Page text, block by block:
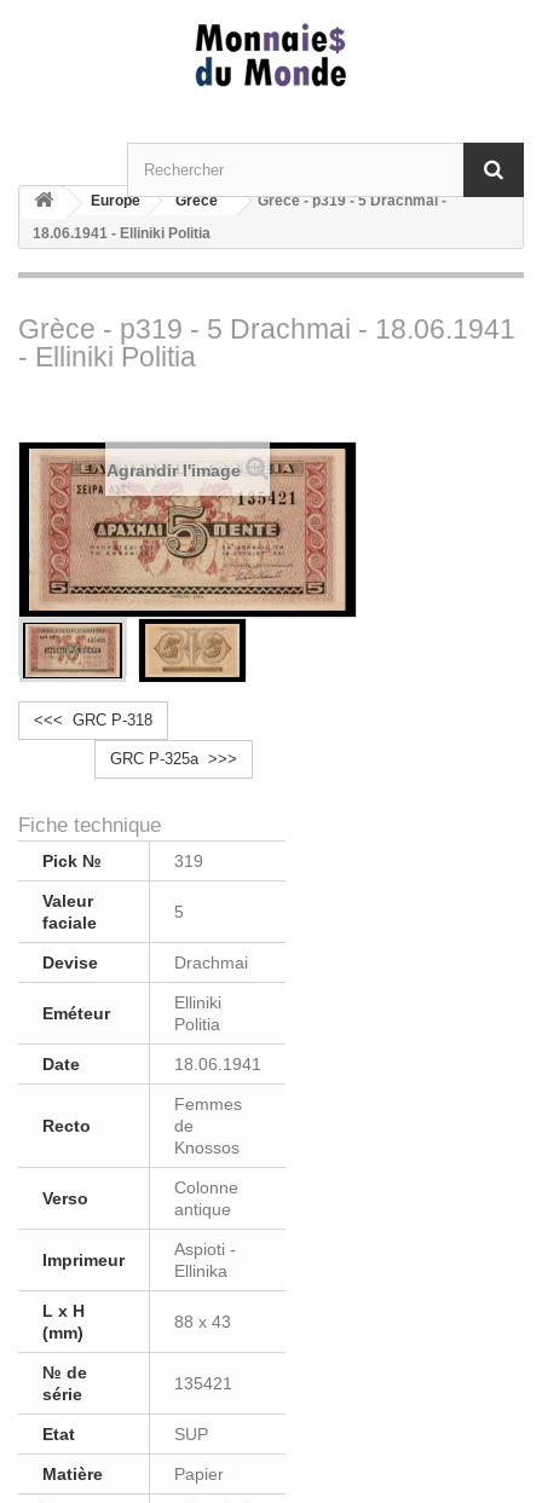
Europe Grèce
Grèce - p319 - 5 Drachmai -
18.06.1941 - Elliniki Politia
Grèce - p319 - 5 Drachmai - 18.06.1941
- Elliniki Politia
Agrandir l'image
<<< GRC P-318
GRC P-325a >>>
Fiche technique
Pick № 319
Valeur
faciale
5
Devise Drachmai
Eméteur
Elliniki
Politia
Date 18.06.1941
Recto
Femmes
de
Knossos
Verso
Colonne
antique
Imprimeur
Aspioti -
Ellinika
L x H
(mm)
88 x 43
№ de
série
135421
Etat SUP
Matière Papier